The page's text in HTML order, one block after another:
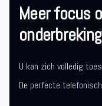
Meer focus
U kan zich volledig
De perfecte